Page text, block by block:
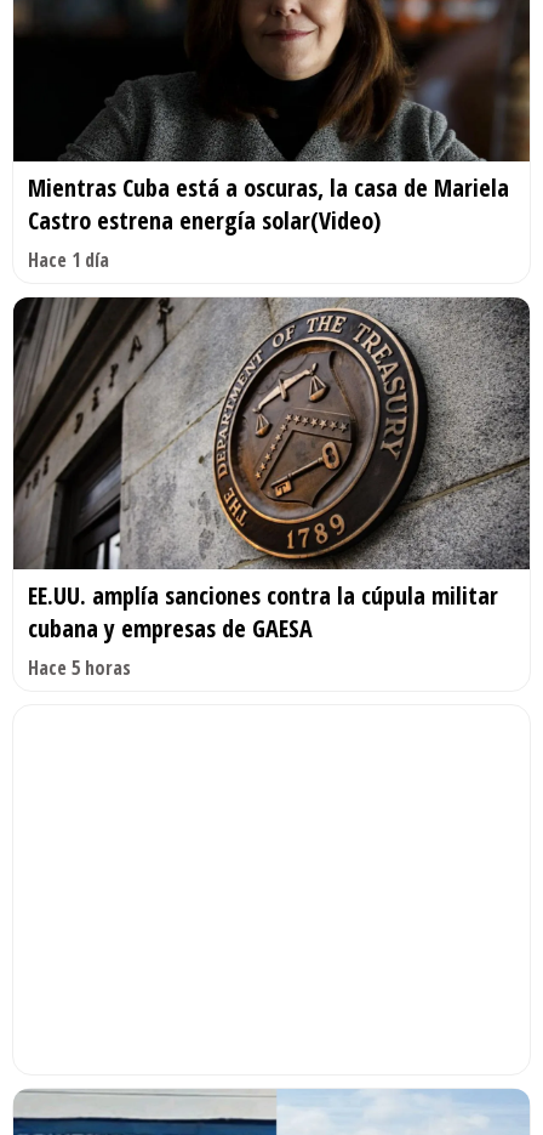
Mientras Cuba está a oscuras, la casa de Mariela
Castro estrena energía solar(Video)
Hace 1 día
EE.UU. amplía sanciones contra la cúpula militar
cubana y empresas de GAESA
Hace 5 horas